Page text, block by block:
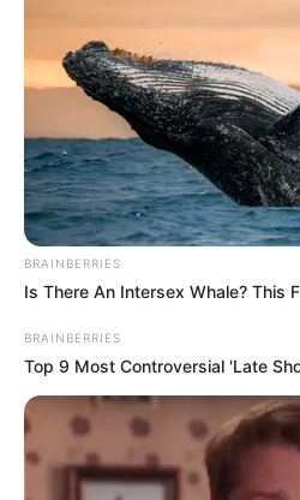
Tőzeg Kft.-nél folyik az
jelentős érdekeltsége, a
érintett a vizsgálatokban. A
próbálja tisztázni, hogy a
bevallások minden ponton
BRAINBERRIES
Is There An Intersex Whale? This
BRAINBERRIES
Top 9 Most Controversial 'Late